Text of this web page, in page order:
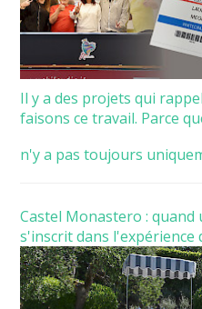
Il y a des projets qui
faisons ce travail. Parce
n'y a pas toujours
Castel Monastero : quand
s'inscrit dans l'expérience